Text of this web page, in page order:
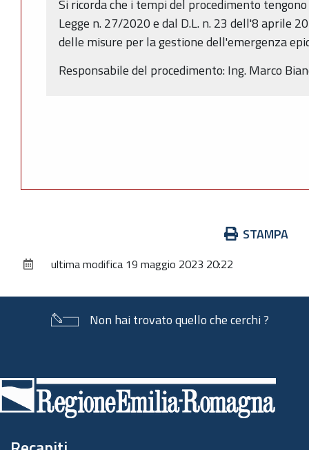
Si ricorda che i tempi del procedimento
Legge n. 27/2020 e dal D.L. n. 23 dell'8 aprile
delle misure per la gestione dell'emergenza
Responsabile del procedimento: Ing. Marco
documento
STAMPA
ultima modifica 19 maggio 2023 20:22
Non hai trovato quello che cerchi ?
di
pagina